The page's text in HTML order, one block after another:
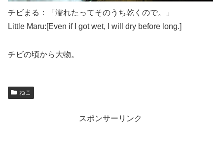
チビまる：「濡れたってそのうち乾くので。」
Little Maru:[Even if I got wet, I will dry before long.]
チビの頃から大物。
ねこ
スポンサーリンク